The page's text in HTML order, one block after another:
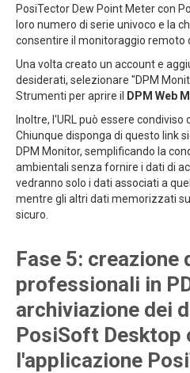
PosiTector Dew Point Meter con
loro numero di serie univoco e la
consentire il monitoraggio remoto
Una volta creato un account e
desiderati, selezionare "DPM
Strumenti per aprire il
DPM Web
Inoltre, l'URL può essere
Chiunque disponga di questo link
DPM Monitor, semplificando la
ambientali senza fornire i dati di
vedranno solo i dati associati a
mentre gli altri dati memorizzati
sicuro.
Fase 5: creazione
professionali in
archiviazione dei
PosiSoft Desktop
l'applicazione